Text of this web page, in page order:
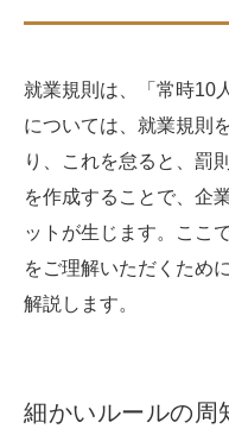
就業規則は、「常時10
については、就業規則
り、これを怠ると、罰
を作成することで、企
ットが生じます。ここ
をご理解いただくため
解説します。
細かいルールの周